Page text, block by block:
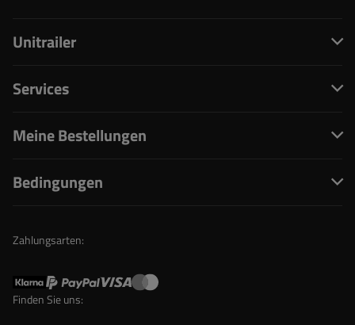
Unitrailer
Services
Meine Bestellungen
Bedingungen
Zahlungsarten:
Finden Sie uns: